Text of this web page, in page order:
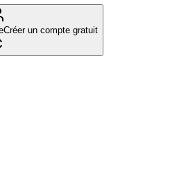
Créer un compte gratuit